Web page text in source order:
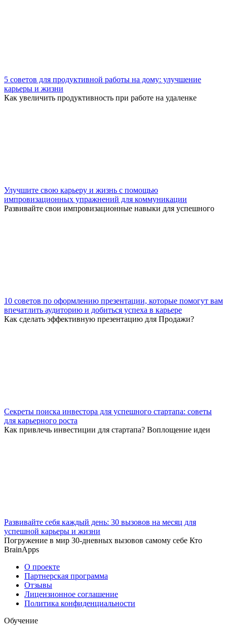
5 советов для продуктивной работы на дому: улучшение
карьеры и жизни
Как увеличить продуктивность при работе на удаленке
Улучшите свою карьеру и жизнь с помощью
импровизационных упражнений для коммуникации
Развивайте свои импровизационные навыки для успешного
10 советов по оформлению презентации, которые помогут вам
впечатлить аудиторию и добиться успеха в карьере
Как сделать эффективную презентацию для Продажи?
Секреты поиска инвестора для успешного стартапа: советы
для карьерного роста
Как привлечь инвестиции для стартапа? Воплощение идеи
Развивайте себя каждый день: 30 вызовов на месяц для
успешной карьеры и жизни
Погружение в мир 30-дневных вызовов самому себе Кто
BrainApps
О проекте
Партнерская программа
Отзывы
Лицензионное соглашение
Политика конфиденциальности
Обучение